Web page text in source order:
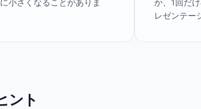
小さくなることがありま
か、1回だ
レゼンテー
ント